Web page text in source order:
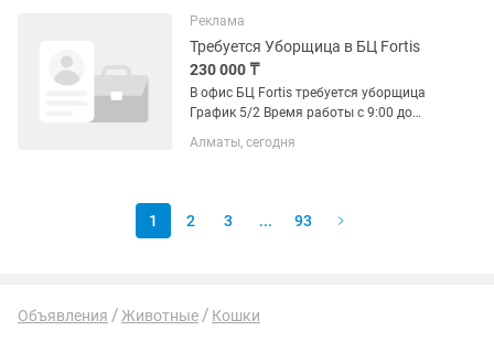
Реклама
Требуется Уборщица в БЦ Fortis
230 000 ₸
В офис БЦ Fortis требуется уборщица
График 5/2 Время работы с 9:00 до
Оплата 2 раза в месяц Адрес: Улица
Алматы, сегодня
1 2 3 ... 93
Объявления Животные Кошки